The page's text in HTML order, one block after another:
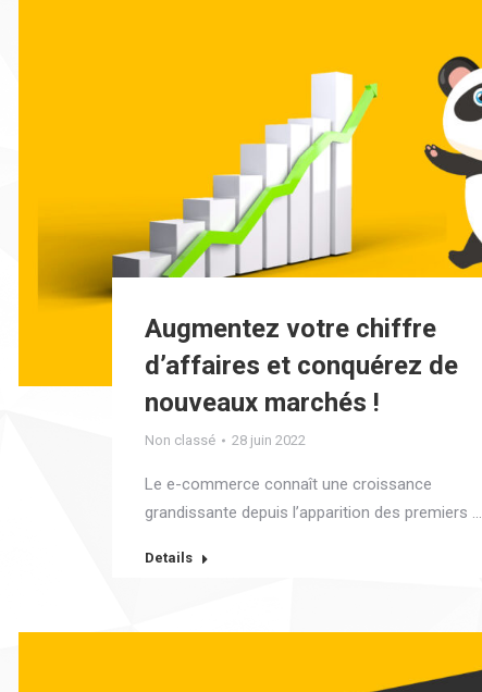
Augmentez votre chiffre
d’affaires et conquérez de
nouveaux marchés !
Non classé 28 juin 2022
Le e-commerce connaît une croissance
grandissante depuis l’apparition des premiers …
Details